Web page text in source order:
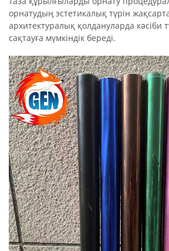
орнатудың эстетикалық түрін
архитектуралық қолдануларда кәсіби
сақтауға мүмкіндік береді.